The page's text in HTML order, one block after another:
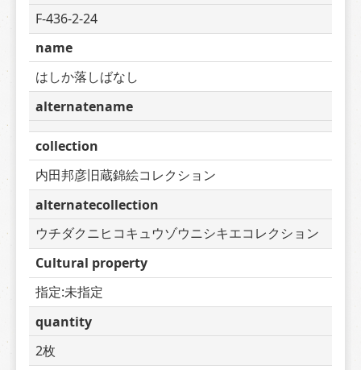
F-436-2-24
name
はしか落しばなし
alternatename
collection
内田邦彦旧蔵錦絵コレクション
alternatecollection
ウチダクニヒコキュウゾウニシキエコレクション
Cultural property
指定:未指定
quantity
2枚